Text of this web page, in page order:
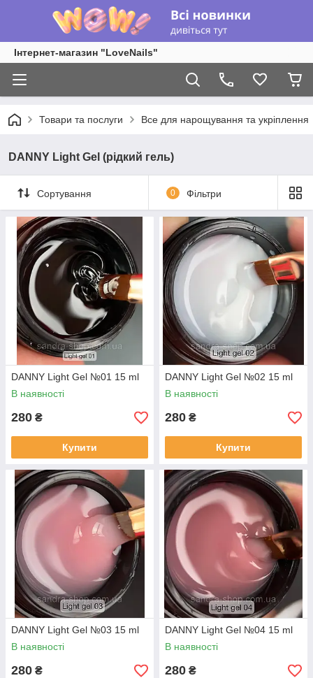
Інтернет-магазин "LoveNails"
Товари та послуги Все для нарощування та укріплення
DANNY Light Gel (рідкий гель)
Сортування 0 Фільтри
DANNY Light Gel №01 15 ml
В наявності
280 ₴
Купити
DANNY Light Gel №02 15 ml
В наявності
280 ₴
Купити
DANNY Light Gel №03 15 ml
В наявності
280 ₴
DANNY Light Gel №04 15 ml
В наявності
280 ₴